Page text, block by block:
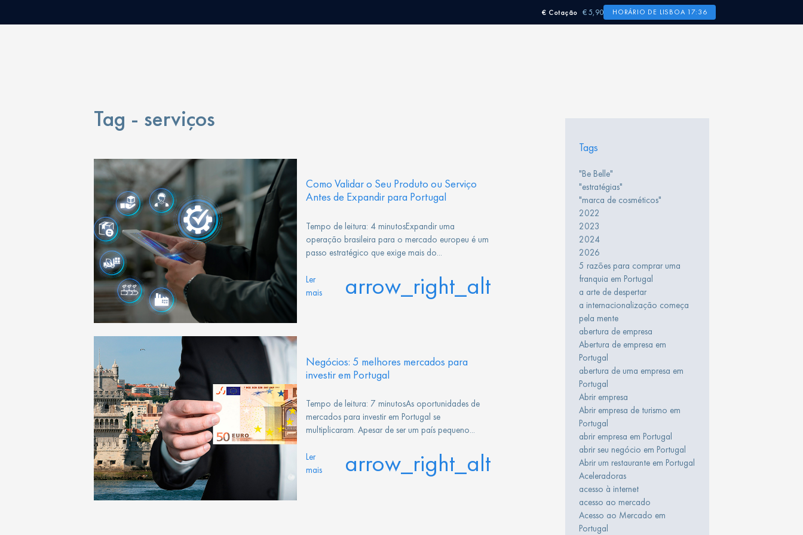
€ Cotação € 5,90 HORÁRIO DE LISBOA 17:36
Tag - serviços
Como Validar o Seu Produto ou Serviço
Antes de Expandir para Portugal
Tempo de leitura: 4 minutosExpandir uma
operação brasileira para o mercado europeu é um
passo estratégico que exige mais do...
Ler
mais
arrow_right_alt
Negócios: 5 melhores mercados para
investir em Portugal
Tempo de leitura: 7 minutosAs oportunidades de
mercados para investir em Portugal se
multiplicaram. Apesar de ser um país pequeno...
Ler
mais
arrow_right_alt
Tags
"Be Belle"
"estratégias"
"marca de cosméticos"
2022
2023
2024
2026
5 razões para comprar uma
franquia em Portugal
a arte de despertar
a internacionalização começa
pela mente
abertura de empresa
Abertura de empresa em
Portugal
abertura de uma empresa em
Portugal
Abrir empresa
Abrir empresa de turismo em
Portugal
abrir empresa em Portugal
abrir seu negócio em Portugal
Abrir um restaurante em Portugal
Aceleradoras
acesso à internet
acesso ao mercado
Acesso ao Mercado em
Portugal